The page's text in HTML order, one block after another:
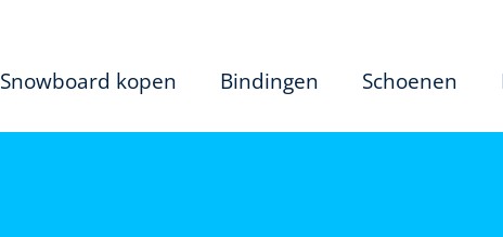
Snowboard kopen Bindingen Schoenen